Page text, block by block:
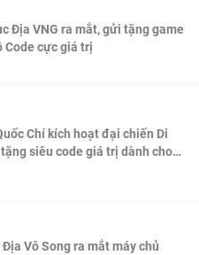
Địa VNG ra mắt, gửi tặng game
Code cực giá trị
Chí kích hoạt đại chiến Di
siêu code giá trị dành cho
Địa Vô Song ra mắt máy chủ